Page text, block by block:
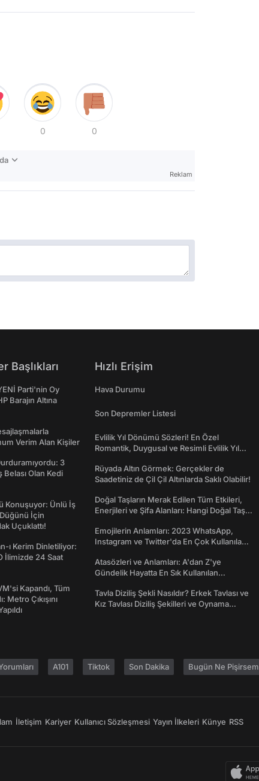
0 0
Reklam
Başlıkları
Parti'nin Oy
Barajın Altına
Verim Alan Kişiler
3
Belası Olan Kedi
Konuşuyor: Ünlü İş
İçin
Uçuklattı!
ı Kerim Dinletiliyor:
O İlimizde 24 Saat
Kapandı, Tüm
Metro Çıkışını
Hızlı Erişim
Hava Durumu
Son Depremler Listesi
Evlilik Yıl Dönümü Sözleri! En Özel
Romantik, Duygusal ve Resimli Evlilik Yıl
Rüyada Altın Görmek: Gerçekler de
Saadetiniz de Çil Çil Altınlarda Saklı Olabilir!
Doğal Taşların Merak Edilen Tüm Etkileri,
Enerjileri ve Şifa Alanları: Hangi Doğal Taş
Emojilerin Anlamları: 2023 WhatsApp,
Instagram ve Twitter'da En Çok Kullanılan
Atasözleri ve Anlamları: A'dan Z'ye
Gündelik Hayatta En Sık Kullanılan
Tavla Diziliş Şekli Nasıldır? Erkek Tavlası ve
Kız Tavlası Diziliş Şekilleri ve Oynama
A101 Tiktok Son Dakika Bugün Ne Pişirsem
İletişim Kariyer Kullanıcı Sözleşmesi Yayın İlkeleri Künye RSS